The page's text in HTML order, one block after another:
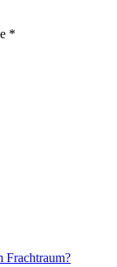
*
Frachtraum?